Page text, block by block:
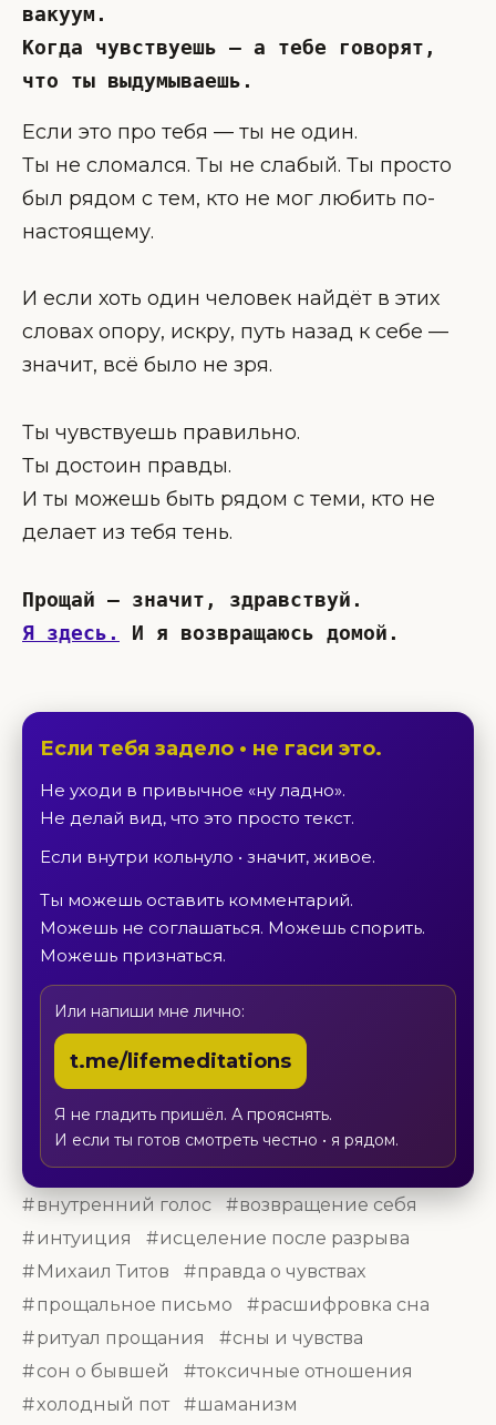
вакуум.
Когда чувствуешь — а тебе говорят,
что ты выдумываешь.
Если это про тебя — ты не один.
Ты не сломался. Ты не слабый. Ты просто
был рядом с тем, кто не мог любить по-
настоящему.
И если хоть один человек найдёт в этих
словах опору, искру, путь назад к себе —
значит, всё было не зря.
Ты чувствуешь правильно.
Ты достоин правды.
И ты можешь быть рядом с теми, кто не
делает из тебя тень.
Прощай — значит, здравствуй.
Я здесь.
И я возвращаюсь домой.
Если тебя задело • не гаси это.
Не уходи в привычное «ну ладно».
Не делай вид, что это просто текст.
Если внутри кольнуло • значит, живое.
Ты можешь оставить комментарий.
Можешь не соглашаться. Можешь спорить.
Можешь признаться.
Или напиши мне лично:
t.me/lifemeditations
Я не гладить пришёл. А прояснять.
И если ты готов смотреть честно • я рядом.
внутренний голос
возвращение себя
интуиция
исцеление после разрыва
Михаил Титов
правда о чувствах
прощальное письмо
расшифровка сна
ритуал прощания
сны и чувства
сон о бывшей
токсичные отношения
холодный пот
шаманизм